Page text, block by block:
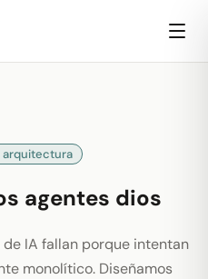
arquitectura
agentes dios
IA fallan porque intentan
monolítico. Diseñamos